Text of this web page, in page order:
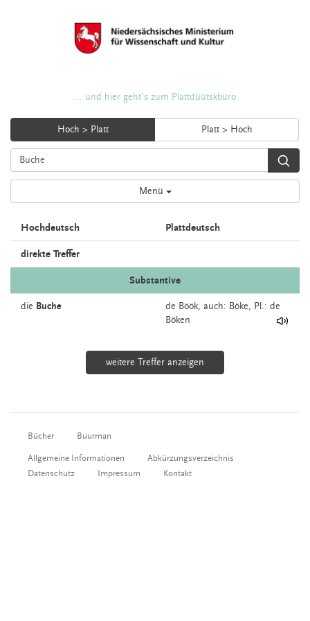
... und hier geht's zum Plattdüütskbüro
Hoch > Platt Platt > Hoch
Menü
Hochdeutsch Plattdeutsch
direkte Treffer
Substantive
die Buche de Böök, auch: Böke, Pl.: de
Böken
weitere Treffer anzeigen
Bücher Buurman
Allgemeine Informationen
Abkürzungsverzeichnis
Datenschutz
Impressum Kontakt